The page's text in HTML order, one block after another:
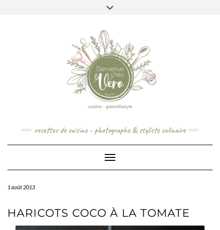
recettes de cuisine - photographe & styliste culinaire
Toggle Navigation
1 août 2013
HARICOTS COCO À LA TOMATE